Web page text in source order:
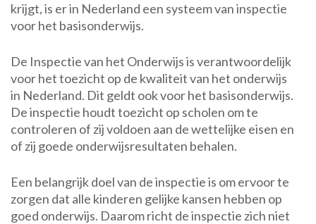
krijgt, is er in Nederland een systeem van inspectie
voor het basisonderwijs.
De Inspectie van het Onderwijs is verantwoordelijk
voor het toezicht op de kwaliteit van het onderwijs
in Nederland. Dit geldt ook voor het basisonderwijs.
De inspectie houdt toezicht op scholen om te
controleren of zij voldoen aan de wettelijke eisen en
of zij goede onderwijsresultaten behalen.
Een belangrijk doel van de inspectie is om ervoor te
zorgen dat alle kinderen gelijke kansen hebben op
goed onderwijs. Daarom richt de inspectie zich niet